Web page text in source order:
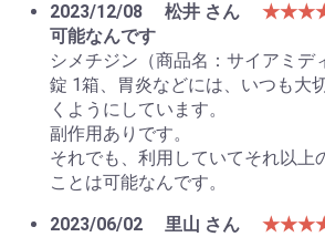
2023/12/08
松井 さん
可能なんです
シメチジン（商品名：サイアミデ
錠 1箱、胃炎などには、いつも大
くようにしています。
副作用ありです。
それでも、利用していてそれ以上
ことは可能なんです。
2023/06/02
里山 さん